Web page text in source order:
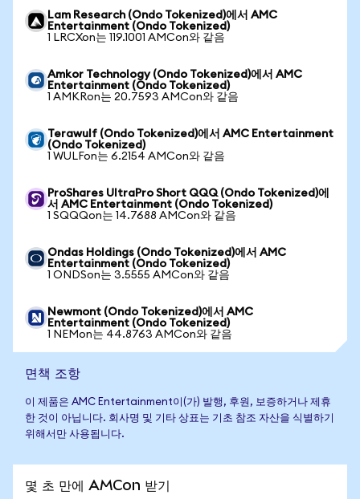
Lam Research (Ondo Tokenized)에서 AMC
Entertainment (Ondo Tokenized)
1 LRCXon는 119.1001 AMCon와 같음
Amkor Technology (Ondo Tokenized)에서 AMC
Entertainment (Ondo Tokenized)
1 AMKRon는 20.7593 AMCon와 같음
Terawulf (Ondo Tokenized)에서 AMC Entertainment
(Ondo Tokenized)
1 WULFon는 6.2154 AMCon와 같음
ProShares UltraPro Short QQQ (Ondo Tokenized)에
서 AMC Entertainment (Ondo Tokenized)
1 SQQQon는 14.7688 AMCon와 같음
Ondas Holdings (Ondo Tokenized)에서 AMC
Entertainment (Ondo Tokenized)
1 ONDSon는 3.5555 AMCon와 같음
Newmont (Ondo Tokenized)에서 AMC
Entertainment (Ondo Tokenized)
1 NEMon는 44.8763 AMCon와 같음
면책 조항
이 제품은 AMC Entertainment이(가) 발행, 후원, 보증하거나 제휴
한 것이 아닙니다. 회사명 및 기타 상표는 기초 참조 자산을 식별하기
위해서만 사용됩니다.
몇 초 만에 AMCon 받기